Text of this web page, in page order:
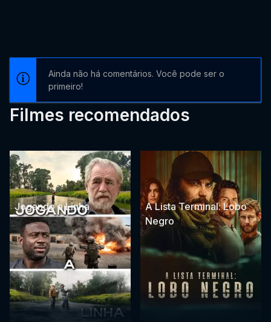
Ainda não há comentários. Você pode ser o
primeiro!
Filmes recomendados
Jogando a Linha
A Lista Terminal: Lobo
Negro